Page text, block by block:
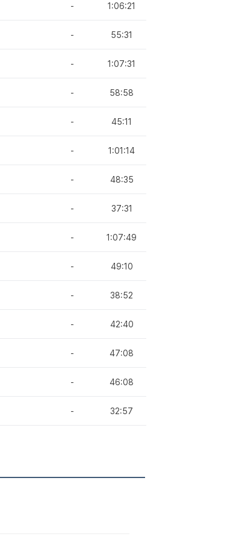
- 1:06:21
- 55:31
- 1:07:31
- 58:58
- 45:11
- 1:01:14
- 48:35
- 37:31
- 1:07:49
- 49:10
- 38:52
- 42:40
- 47:08
- 46:08
- 32:57